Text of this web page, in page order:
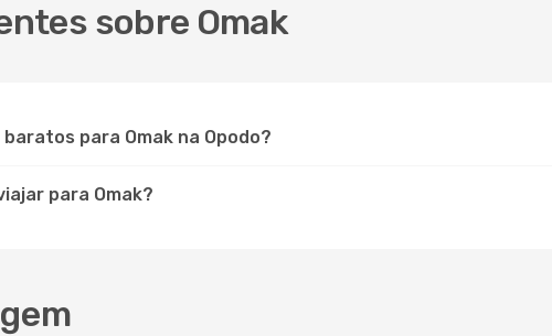
sobre Omak
para Omak na Opodo?
para Omak?